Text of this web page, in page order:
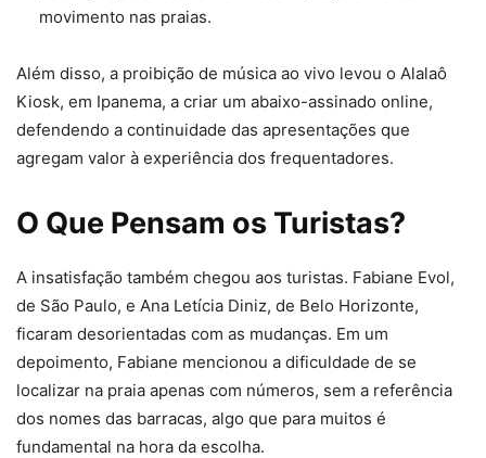
movimento nas praias.
Além disso, a proibição de música ao vivo levou o Alalaô
Kiosk, em Ipanema, a criar um abaixo-assinado online,
defendendo a continuidade das apresentações que
agregam valor à experiência dos frequentadores.
O Que Pensam os Turistas?
A insatisfação também chegou aos turistas. Fabiane Evol,
de São Paulo, e Ana Letícia Diniz, de Belo Horizonte,
ficaram desorientadas com as mudanças. Em um
depoimento, Fabiane mencionou a dificuldade de se
localizar na praia apenas com números, sem a referência
dos nomes das barracas, algo que para muitos é
fundamental na hora da escolha.